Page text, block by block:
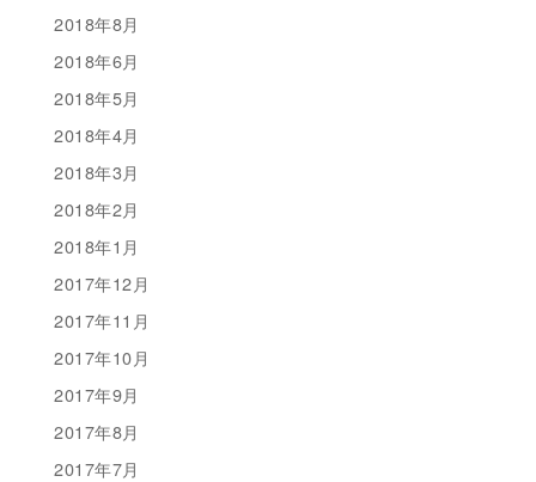
2018年8月
2018年6月
2018年5月
2018年4月
2018年3月
2018年2月
2018年1月
2017年12月
2017年11月
2017年10月
2017年9月
2017年8月
2017年7月